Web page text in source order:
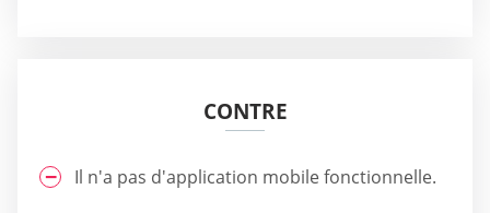
CONTRE
Il n'a pas d'application mobile fonctionnelle.